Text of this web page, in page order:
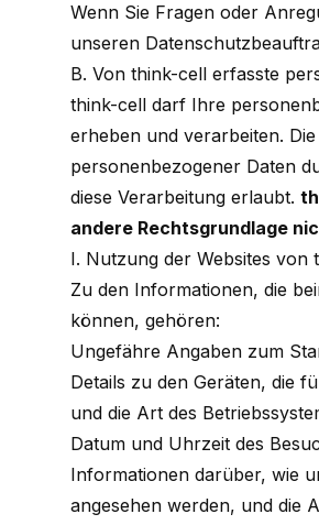
Wenn Sie Fragen oder
unseren
B. Von think-cell erfasste
think-cell darf Ihre
erheben und verarbeiten.
personenbezogener Daten
diese Verarbeitung erlaubt.
andere Rechtsgrundlage
I. Nutzung der Websites von
Zu den Informationen, die
können, gehören:
Ungefähre Angaben zum
Details zu den Geräten, die
und die Art des
Datum und Uhrzeit des
Informationen darüber, wie
angesehen werden, und die